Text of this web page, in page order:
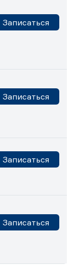
Записаться
Записаться
Записаться
Записаться